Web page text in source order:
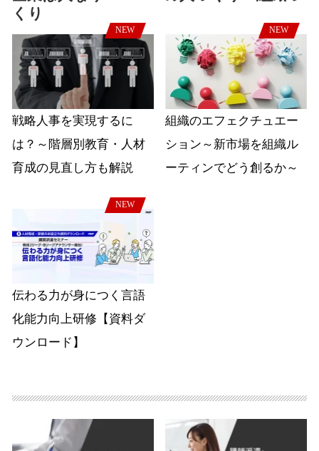
くり
NEW
戦略人事を実現するに
は？～階層別教育・人材
育成の見直し方も解説
NEW
組織のエフェクチュエー
ション～新市場を組織ル
ーティンでどう創るか～
NEW
伝わる力が身につく言語
化能力向上研修【資料ダ
ウンロード】